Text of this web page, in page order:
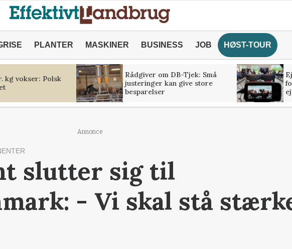
PLANTER MASKINER BUSINESS JOB HØST-TOUR
kg vokser: Polsk
Rådgiver om DB-Tjek: Små
justeringer kan give store
besparelser
Annonce
slutter sig til
- Vi skal stå